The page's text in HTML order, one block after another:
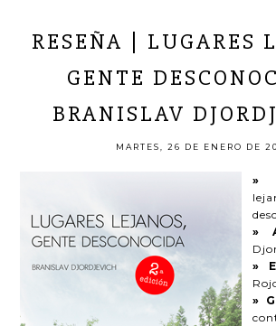
RESEÑA | LUGARES
GENTE
BRANISLAV
MARTES, 26 DE ENERO DE
»
»
»
»